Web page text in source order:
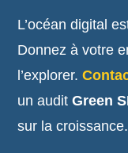
L’océan digital
Donnez à votre
l’explorer.
un auditGreen
sur la croissance.